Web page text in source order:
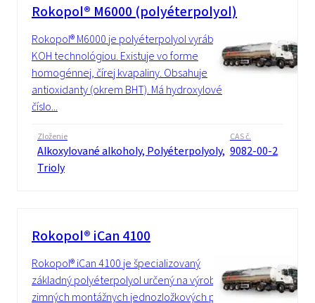
Rokopol® M6000 (polyéterpolyol)
Rokopol® M6000 je polyéterpolyol vyrábaný
KOH technológiou. Existuje vo forme
homogénnej, čírej kvapaliny. Obsahuje
antioxidanty (okrem BHT). Má hydroxylové
číslo...
Zloženie
Alkoxylované alkoholy, Polyéterpolyoly,
Trioly
CAS č.
9082-00-2
Rokopol® iCan 4100
Rokopol® iCan 4100 je špecializovaný
základný polyéterpolyol určený na výrobu
zimných montážnych jednozložkových pien